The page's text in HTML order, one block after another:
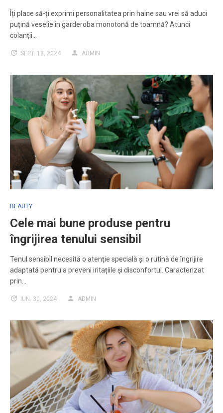
Îți place să-ți exprimi personalitatea prin haine sau vrei să aduci
puțină veselie în garderoba monotonă de toamnă? Atunci
colanții…
SEPT. 13, 2024 ADMIN
BEAUTY
Cele mai bune produse pentru
îngrijirea tenului sensibil
Tenul sensibil necesită o atenție specială și o rutină de îngrijire
adaptată pentru a preveni iritațiile și disconfortul. Caracterizat
prin…
IUN. 30, 2024 ADMIN